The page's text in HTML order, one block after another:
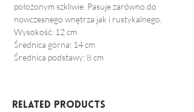
położonym szkliwie. Pasuje zarówno do
nowczesnego wnętrza jak i rustykalnego.
Wysokość: 12 cm
Średnica górna: 14 cm
Średnica podstawy: 8 cm
Related Products